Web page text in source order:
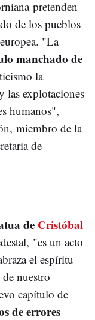
pretenden
de los pueblos
"La
manchado de
la
las explotaciones
humanos",
miembro de la
de
de Cristóbal
"es un acto
el espíritu
nuestro
capítulo de
de errores